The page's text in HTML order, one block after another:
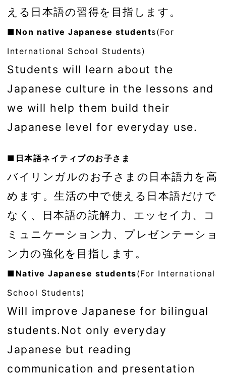
える日本語の習得を目指します。
■Non native Japanese students(For
International School Students)
Students will learn about the
Japanese culture in the lessons and
we will help them build their
Japanese level for everyday use.
■日本語ネイティブのお子さま
バイリンガルのお子さまの日本語力を高
めます。生活の中で使える日本語だけで
なく、日本語の読解力、エッセイ力、コ
ミュニケーション力、プレゼンテーショ
ン力の強化を目指します。
■Native Japanese students(For International
School Students)
Will improve Japanese for bilingual
students.Not only everyday
Japanese but reading
communication and presentation